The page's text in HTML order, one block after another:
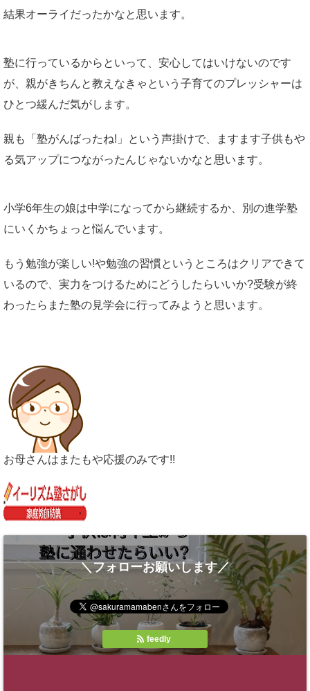
結果オーライだったかなと思います。
塾に行っているからといって、安心してはいけないのです
が、親がきちんと教えなきゃという子育てのプレッシャーは
ひとつ緩んだ気がします。
親も「塾がんばったね!」という声掛けで、ますます子供もや
る気アップにつながったんじゃないかなと思います。
小学6年生の娘は中学になってから継続するか、別の進学塾
にいくかちょっと悩んでいます。
もう勉強が楽しい!や勉強の習慣というところはクリアできて
いるので、実力をつけるためにどうしたらいいか?受験が終
わったらまた塾の見学会に行ってみようと思います。
お母さんはまたもや応援のみです!!
＼フォローお願いします／
feedly